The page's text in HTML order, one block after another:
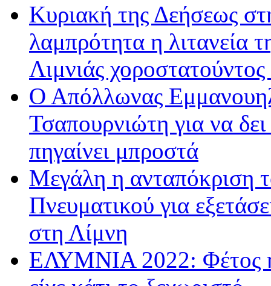
Κυριακή της Δεήσεως
λαμπρότητα η λιτανεία
Λιμνιάς
Ο Απόλλωνας
Τσαπουρνιώτη για να
πηγαίνει μπροστά
Μεγάλη η ανταπόκριση
Πνευματικού για
στη Λίμνη
ΕΛΥΜΝΙΑ 2022: Φέτος